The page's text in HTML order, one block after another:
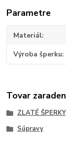
Parametre
Materiál
Výroba šperku
Tovar
ZLATÉ ŠPERKY
Súpravy